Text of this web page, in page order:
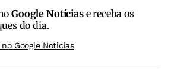
Google Notíciase receba os
do dia.
no Google Noticias